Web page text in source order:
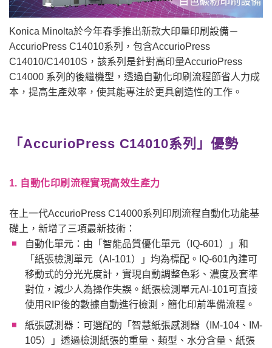
Konica Minolta於今年春季推出新款大印量印刷設備－
AccurioPress C14010系列，包含AccurioPress
C14010/C14010S，該系列是針對高印量AccurioPress
C14000 系列的後繼機型，透過自動化印刷流程節省人力成
本，提高生產效率，使其能專注於更具創造性的工作。
「AccurioPress C14010系列」優勢
1. 自動化印刷流程實現高效生產力
在上一代AccurioPress C14000系列印刷流程自動化功能基
礎上，新增了三項最新技術：
自動化單元：由「智能品質優化單元（IQ-601）」和
「紙張檢測單元（AI-101）」均為標配。IQ-601內建可
移動式的分光光度計，實現自動調整色彩、濃度及套準
對位，減少人為操作失誤。紙張檢測單元AI-101可直接
使用RIP後的數據自動進行檢測，簡化印前準備流程。
紙張感測器：可選配的「智慧紙張感測器（IM-104、IM-
105）」透過檢測紙張的重量、類型、水分含量、紙張